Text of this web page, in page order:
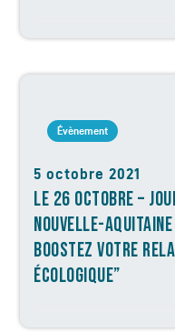
Évènement
5 octobre 2021
LE 26 OCTOBRE –
NOUVELLE-
BOOSTEZ VOTRE
ÉCOLOGIQUE”